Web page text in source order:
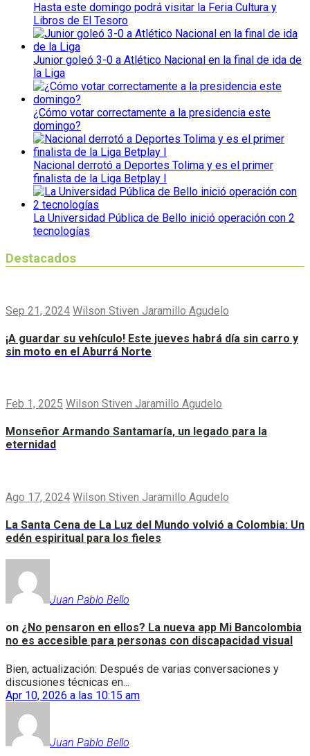
Hasta este domingo podrá visitar la Feria Cultura y
Libros de El Tesoro
Junior goleó 3-0 a Atlético Nacional en la final de ida de
la Liga
¿Cómo votar correctamente a la presidencia este
domingo?
Nacional derrotó a Deportes Tolima y es el primer
finalista de la Liga Betplay I
La Universidad Pública de Bello inició operación con 2
tecnologías
Destacados
Sep 21, 2024 Wilson Stiven Jaramillo Agudelo
¡A guardar su vehículo! Este jueves habrá día sin carro y
sin moto en el Aburrá Norte
Feb 1, 2025 Wilson Stiven Jaramillo Agudelo
Monseñor Armando Santamaría, un legado para la
eternidad
Ago 17, 2024 Wilson Stiven Jaramillo Agudelo
La Santa Cena de La Luz del Mundo volvió a Colombia: Un
edén espiritual para los fieles
Juan Pablo Bello
on ¿No pensaron en ellos? La nueva app Mi Bancolombia
no es accesible para personas con discapacidad visual
Bien, actualización: Después de varias conversaciones y
discusiones técnicas en...
Apr 10, 2026 a las 10:15 am
Juan Pablo Bello